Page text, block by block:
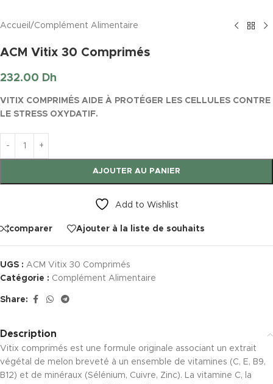
Accueil /Complément Alimentaire
ACM Vitix 30 Comprimés
232.00 Dh
VITIX COMPRIMÉS AIDE À PROTÉGER LES CELLULES CONTRE
LE STRESS OXYDATIF.
AJOUTER AU PANIER
Add to Wishlist
comparer Ajouter à la liste de souhaits
UGS : ACM Vitix 30 Comprimés
Catégorie : Complément Alimentaire
Share:
Description
Vitix comprimés est une formule originale associant un extrait
végétal de melon breveté à un ensemble de vitamines (C, E, B9,
B12) et de minéraux (Sélénium, Cuivre, Zinc). La vitamine C, la